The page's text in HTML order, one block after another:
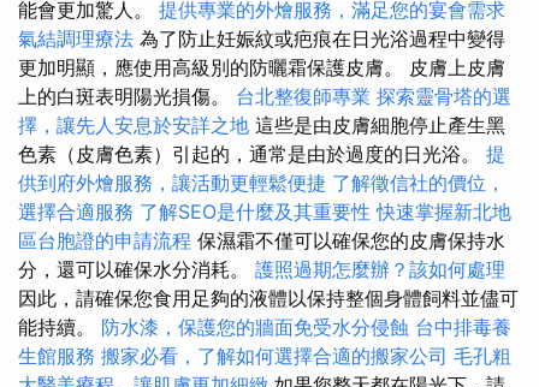
能會更加驚人。 提供專業的外燴服務，滿足您的宴會需求
氣結調理療法 為了防止妊娠紋或疤痕在日光浴過程中變得
更加明顯，應使用高級別的防曬霜保護皮膚。 皮膚上皮膚
上的白斑表明陽光損傷。 台北整復師專業 探索靈骨塔的選
擇，讓先人安息於安詳之地 這些是由皮膚細胞停止產生黑
色素（皮膚色素）引起的，通常是由於過度的日光浴。 提
供到府外燴服務，讓活動更輕鬆便捷 了解徵信社的價位，
選擇合適服務 了解SEO是什麼及其重要性 快速掌握新北地
區台胞證的申請流程 保濕霜不僅可以確保您的皮膚保持水
分，還可以確保水分消耗。 護照過期怎麼辦？該如何處理
因此，請確保您食用足夠的液體以保持整個身體飼料並儘可
能持續。 防水漆，保護您的牆面免受水分侵蝕 台中排毒養
生館服務 搬家必看，了解如何選擇合適的搬家公司 毛孔粗